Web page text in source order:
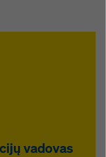
vadovas